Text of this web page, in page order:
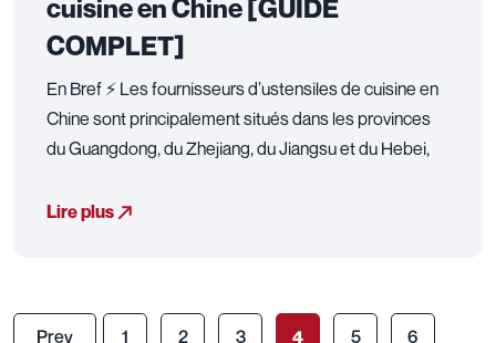
cuisine en Chine [GUIDE
COMPLET]
En Bref ⚡ Les fournisseurs d’ustensiles de cuisine en
Chine sont principalement situés dans les provinces
du Guangdong, du Zhejiang, du Jiangsu et du Hebei,
Lire plus
Prev 1 2 3 4 5 6